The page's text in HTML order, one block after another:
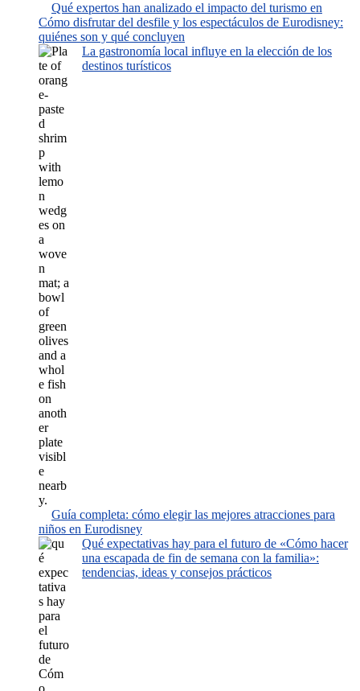
Qué expertos han analizado el impacto del turismo en
Cómo disfrutar del desfile y los espectáculos de Eurodisney:
quiénes son y qué concluyen
La gastronomía local influye en la elección de los
destinos turísticos
Guía completa: cómo elegir las mejores atracciones para
niños en Eurodisney
Qué expectativas hay para el futuro de «Cómo hacer
una escapada de fin de semana con la familia»:
tendencias, ideas y consejos prácticos